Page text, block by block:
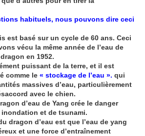
habituels, nous pouvons dire ceci
est basé sur un cycle de 60 ans. Ceci
vécu la même année de l’eau de
en 1952.
puissant de la terre, et il est
comme le « stockage de l’eau ». qui
massives d’eau, particulièrement
avec le chien.
d’eau de Yang crée le danger
et de tsunami.
dragon d’eau est que l’eau de yang
et une force d’entraînement